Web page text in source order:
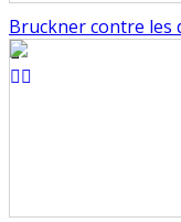
Bruckner contre les